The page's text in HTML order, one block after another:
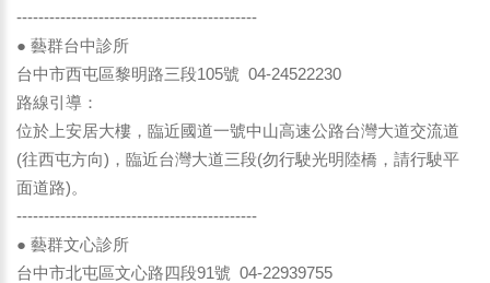
--------------------------------------------
● 藝群台中診所
台中市西屯區黎明路三段105號 04-24522230
路線引導：
位於上安居大樓，臨近國道一號中山高速公路台灣大道交流道
(往西屯方向)，臨近台灣大道三段(勿行駛光明陸橋，請行駛平
面道路)。
--------------------------------------------
● 藝群文心診所
台中市北屯區文心路四段91號 04-22939755